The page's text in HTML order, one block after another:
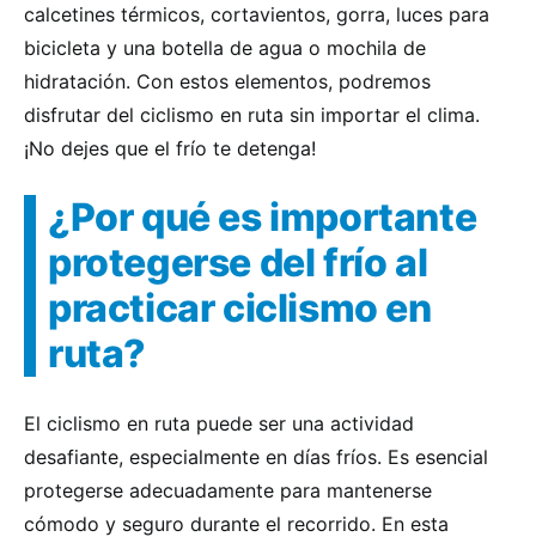
calcetines térmicos, cortavientos, gorra, luces para
bicicleta y una botella de agua o mochila de
hidratación. Con estos elementos, podremos
disfrutar del ciclismo en ruta sin importar el clima.
¡No dejes que el frío te detenga!
¿Por qué es importante
protegerse del frío al
practicar ciclismo en
ruta?
El ciclismo en ruta puede ser una actividad
desafiante, especialmente en días fríos. Es esencial
protegerse adecuadamente para mantenerse
cómodo y seguro durante el recorrido. En esta